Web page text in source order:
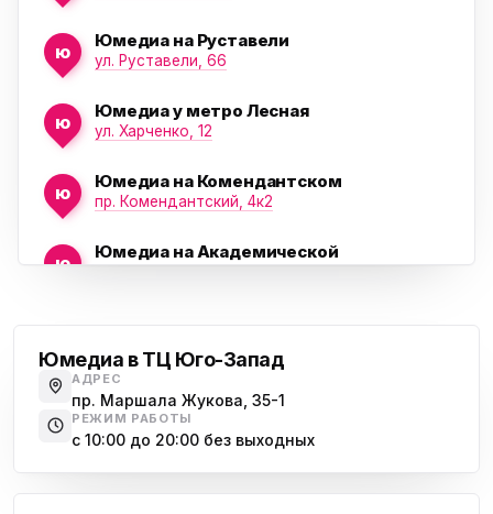
ю
Юмедиа на Руставели
ул. Руставели, 66
ю
Юмедиа у метро Лесная
ул. Харченко, 12
ю
Юмедиа на Комендантском
пр. Комендантский, 4к2
ю
Юмедиа на Академической
Юмедиа на Наставников
пр. Наставников 35
Юмедиа в ТЦ Юго-Запад
АДРЕС
пр. Маршала Жукова, 35-1
РЕЖИМ РАБОТЫ
с 10:00 до 20:00 без выходных